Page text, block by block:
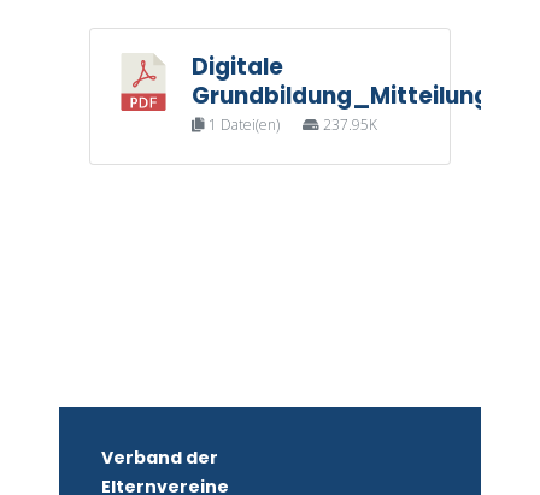
Digitale
Grundbildung_Mitteilung
1 Datei(en) 237.95K
Verband der
Elternvereine